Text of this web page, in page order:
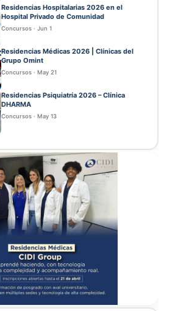
Residencias Hospitalarias 2026 en el
Hospital Privado de Comunidad
Concursos · Jun 1
Residencias Médicas 2026 | Clínicas del
Grupo Omint
Concursos · May 21
Residencias Psiquiatría 2026 – Clínica
DHARMA
Concursos · May 13